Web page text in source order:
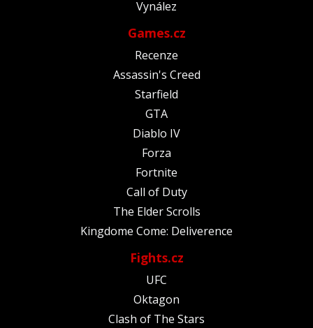
Vynález
Games.cz
Recenze
Assassin's Creed
Starfield
GTA
Diablo IV
Forza
Fortnite
Call of Duty
The Elder Scrolls
Kingdome Come: Deliverence
Fights.cz
UFC
Oktagon
Clash of The Stars